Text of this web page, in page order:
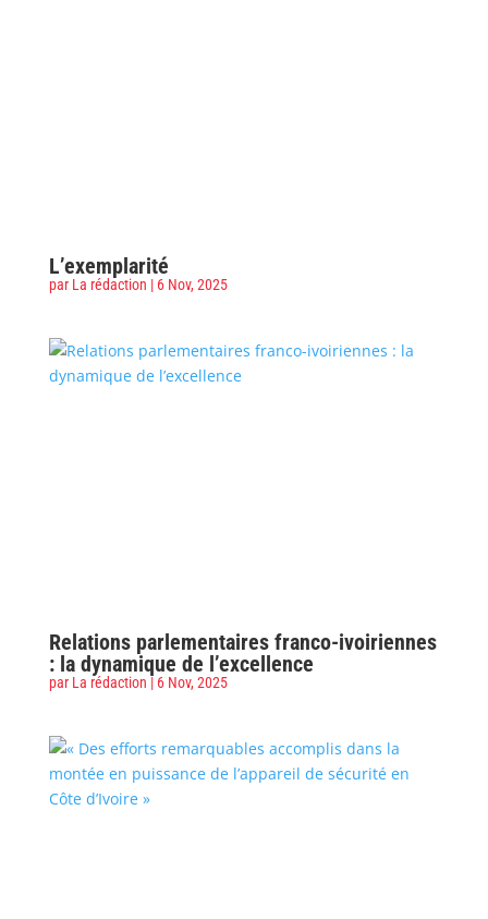
L’exemplarité
par La rédaction | 6 Nov, 2025
Relations parlementaires franco-ivoiriennes
: la dynamique de l’excellence
par La rédaction | 6 Nov, 2025